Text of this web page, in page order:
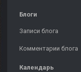
Блоги
Записи блога
Комментарии блога
Календарь